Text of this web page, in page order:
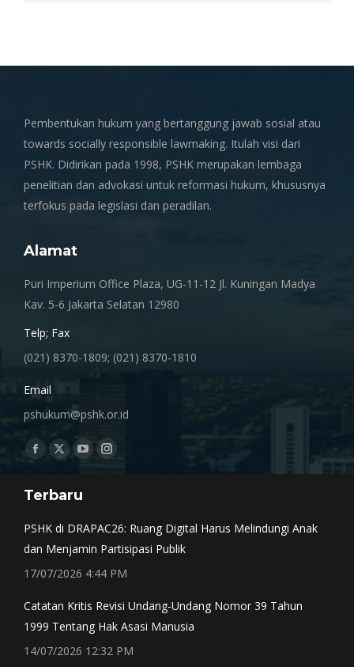
Pembentukan hukum yang bertanggung jawab sosial atau
towards socially responsible lawmaking. Itulah visi dari
PSHK. Didirikan pada 1998, PSHK merupakan lembaga
penelitian dan advokasi untuk reformasi hukum, khususnya
terfokus pada legislasi dan peradilan.
Alamat
Puri Imperium Office Plaza, UG-11-12 Jl. Kuningan Madya
Kav. 5-6 Jakarta Selatan 12980
Telp; Fax
(021) 8370-1809; (021) 8370-1810
Email
pshukum@pshk.or.id
Find us on:
Facebook
opens
window
X
opens
window
YouTube
opens
Instagram
window
Terbaru
PSHK di DRAPAC26: Ruang Digital Harus Melindungi Anak
dan Menjamin Partisipasi Publik
17/07/2026 4:44 PM
Catatan Kritis Revisi Undang-Undang Nomor 39 Tahun
1999 Tentang Hak Asasi Manusia
14/07/2026 12:32 PM